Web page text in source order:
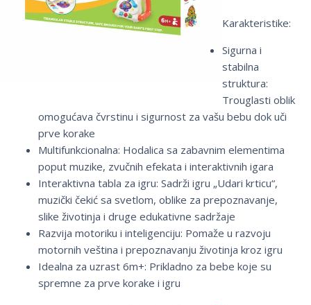
Karakteristike:
Sigurna i
stabilna
struktura:
Trouglasti oblik
omogućava čvrstinu i sigurnost za vašu bebu dok uči
prve korake
Multifunkcionalna: Hodalica sa zabavnim elementima
poput muzike, zvučnih efekata i interaktivnih igara
Interaktivna tabla za igru: Sadrži igru „Udari krticu“,
muzički čekić sa svetlom, oblike za prepoznavanje,
slike životinja i druge edukativne sadržaje
Razvija motoriku i inteligenciju: Pomaže u razvoju
motornih veština i prepoznavanju životinja kroz igru
Idealna za uzrast 6m+: Prikladno za bebe koje su
spremne za prve korake i igru